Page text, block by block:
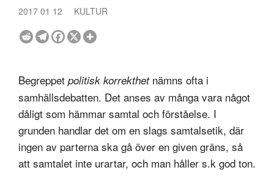
2017 01 12 KULTUR
Begreppet politisk korrekthetnämns ofta i
samhällsdebatten. Det anses av många vara något
dåligt som hämmar samtal och förståelse. I
grunden handlar det om en slags samtalsetik, där
ingen av parterna ska gå över en given gräns, så
att samtalet inte urartar, och man håller s.k god ton.